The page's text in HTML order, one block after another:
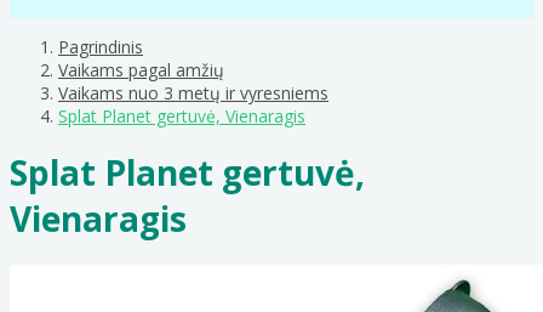
Pagrindinis
Vaikams pagal amžių
Vaikams nuo 3 metų ir vyresniems
Splat Planet gertuvė, Vienaragis
Splat Planet gertuvė,
Vienaragis